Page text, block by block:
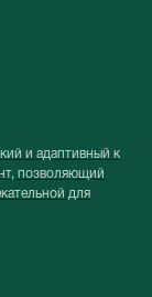
и адаптивный к
позволяющий
для